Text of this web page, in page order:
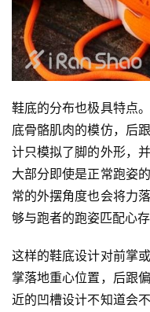
鞋底的分布也极具特点
底骨骼肌肉的模仿，后
计只模拟了脚的外形，
大部分即使是正常跑姿
常的外摆角度也会将力
够与跑者的跑姿匹配心存
这样的鞋底设计对前掌
掌落地重心位置，后跟
近的凹槽设计不知道会